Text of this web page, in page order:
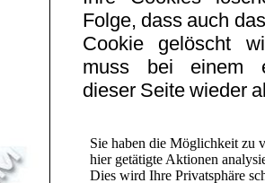
Folge, dass auch
Cookie gelöscht
muss bei einem
dieser Seite wieder